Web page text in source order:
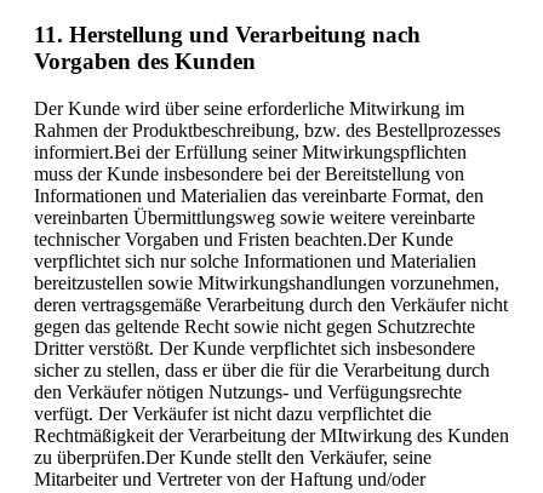
11. Herstellung und Verarbeitung nach
Vorgaben des Kunden
Der Kunde wird über seine erforderliche Mitwirkung im
Rahmen der Produktbeschreibung, bzw. des Bestellprozesses
informiert.Bei der Erfüllung seiner Mitwirkungspflichten
muss der Kunde insbesondere bei der Bereitstellung von
Informationen und Materialien das vereinbarte Format, den
vereinbarten Übermittlungsweg sowie weitere vereinbarte
technischer Vorgaben und Fristen beachten.Der Kunde
verpflichtet sich nur solche Informationen und Materialien
bereitzustellen sowie Mitwirkungshandlungen vorzunehmen,
deren vertragsgemäße Verarbeitung durch den Verkäufer nicht
gegen das geltende Recht sowie nicht gegen Schutzrechte
Dritter verstößt. Der Kunde verpflichtet sich insbesondere
sicher zu stellen, dass er über die für die Verarbeitung durch
den Verkäufer nötigen Nutzungs- und Verfügungsrechte
verfügt. Der Verkäufer ist nicht dazu verpflichtet die
Rechtmäßigkeit der Verarbeitung der MItwirkung des Kunden
zu überprüfen.Der Kunde stellt den Verkäufer, seine
Mitarbeiter und Vertreter von der Haftung und/oder